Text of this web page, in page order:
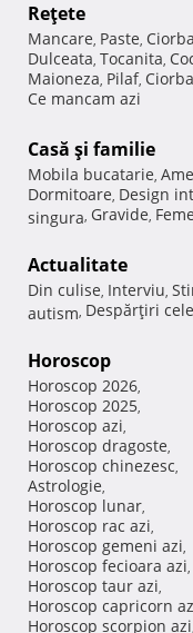
Reţete
Mancare, Paste, Ciorba
Dulceata, Tocanita,
Maioneza, Pilaf,
Ce mancam azi
Casă şi familie
Mobila bucatarie,
Dormitoare, Design
singura, Gravide,
Actualitate
Din culise, Interviu,
autism, Despărţiri
Horoscop
Horoscop 2026,
Horoscop 2025,
Horoscop azi,
Horoscop dragoste,
Horoscop chinezesc,
Astrologie,
Horoscop lunar,
Horoscop rac azi,
Horoscop gemeni azi,
Horoscop fecioara azi,
Horoscop taur azi,
Horoscop capricorn
Horoscop scorpion azi,